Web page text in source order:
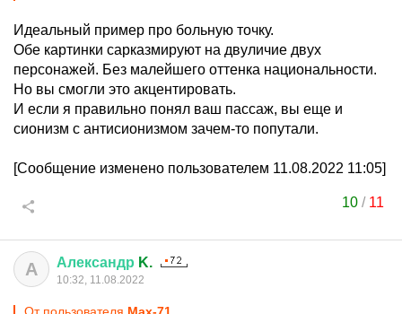
Идеальный пример про больную точку.
Обе картинки сарказмируют на двуличие двух
персонажей. Без малейшего оттенка национальности.
Но вы смогли это акцентировать.
И если я правильно понял ваш пассаж, вы еще и
сионизм с антисионизмом зачем-то попутали.
[Сообщение изменено пользователем 11.08.2022 11:05]
10 / 11
А Александр K.
10:32, 11.08.2022
От пользователя Max-71